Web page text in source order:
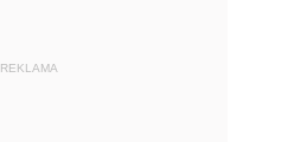
REKLAMA